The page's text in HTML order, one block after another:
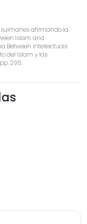
afirmando la
Islam and
Between Intellectuals
del Islam y las
295.